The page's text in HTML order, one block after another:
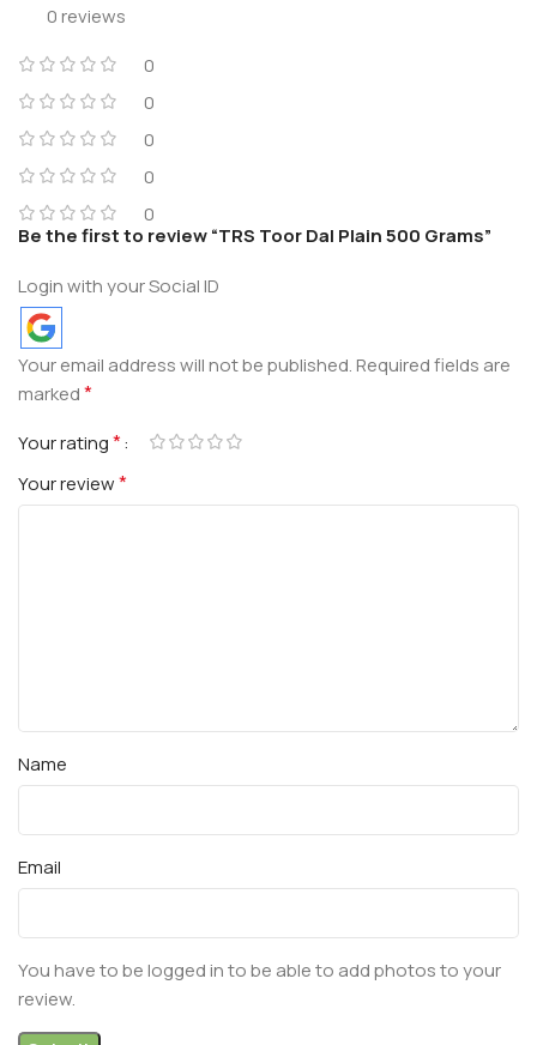
0 reviews
0
0
0
0
0
Be the first to review “TRS Toor Dal Plain 500 Grams”
Login with your Social ID
Your email address will not be published.Required fields are
marked*
Your rating*
Your review*
Name
Email
You have to be logged in to be able to add photos to your
review.